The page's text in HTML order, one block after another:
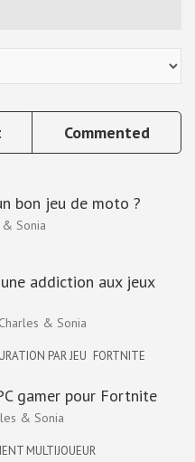
Commented
bon jeu de moto ?
Sonia
addiction aux jeux
Charles & Sonia
PAR JEU FORTNITE
gamer pour Fortnite
& Sonia
MULTIJOUEUR